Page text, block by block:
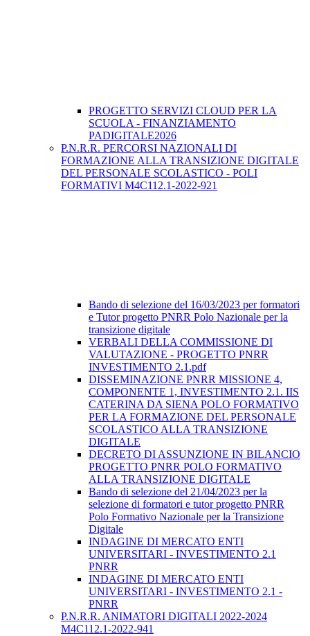
PROGETTO SERVIZI CLOUD PER LA
SCUOLA - FINANZIAMENTO
PADIGITALE2026
P.N.R.R. PERCORSI NAZIONALI DI
FORMAZIONE ALLA TRANSIZIONE DIGITALE
DEL PERSONALE SCOLASTICO - POLI
FORMATIVI M4C112.1-2022-921
Bando di selezione del 16/03/2023 per formatori
e Tutor progetto PNRR Polo Nazionale per la
transizione digitale
VERBALI DELLA COMMISSIONE DI
VALUTAZIONE - PROGETTO PNRR
INVESTIMENTO 2.1.pdf
DISSEMINAZIONE PNRR MISSIONE 4,
COMPONENTE 1, INVESTIMENTO 2.1. IIS
CATERINA DA SIENA POLO FORMATIVO
PER LA FORMAZIONE DEL PERSONALE
SCOLASTICO ALLA TRANSIZIONE
DIGITALE
DECRETO DI ASSUNZIONE IN BILANCIO
PROGETTO PNRR POLO FORMATIVO
ALLA TRANSIZIONE DIGITALE
Bando di selezione del 21/04/2023 per la
selezione di formatori e tutor progetto PNRR
Polo Formativo Nazionale per la Transizione
Digitale
INDAGINE DI MERCATO ENTI
UNIVERSITARI - INVESTIMENTO 2.1
PNRR
INDAGINE DI MERCATO ENTI
UNIVERSITARI - INVESTIMENTO 2.1 -
PNRR
P.N.R.R. ANIMATORI DIGITALI 2022-2024
M4C112.1-2022-941